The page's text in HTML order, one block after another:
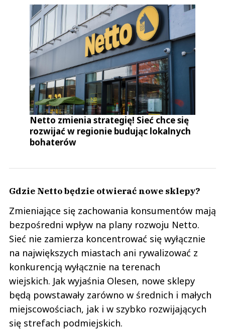
Netto zmienia strategię! Sieć chce się
rozwijać w regionie budując lokalnych
bohaterów
Gdzie Netto będzie otwierać nowe sklepy?
Zmieniające się zachowania konsumentów mają
bezpośredni wpływ na plany rozwoju Netto.
Sieć nie zamierza koncentrować się wyłącznie
na największych miastach ani rywalizować z
konkurencją wyłącznie na terenach
wiejskich. Jak wyjaśnia Olesen, nowe sklepy
będą powstawały zarówno w średnich i małych
miejscowościach, jak i w szybko rozwijających
się strefach podmiejskich.